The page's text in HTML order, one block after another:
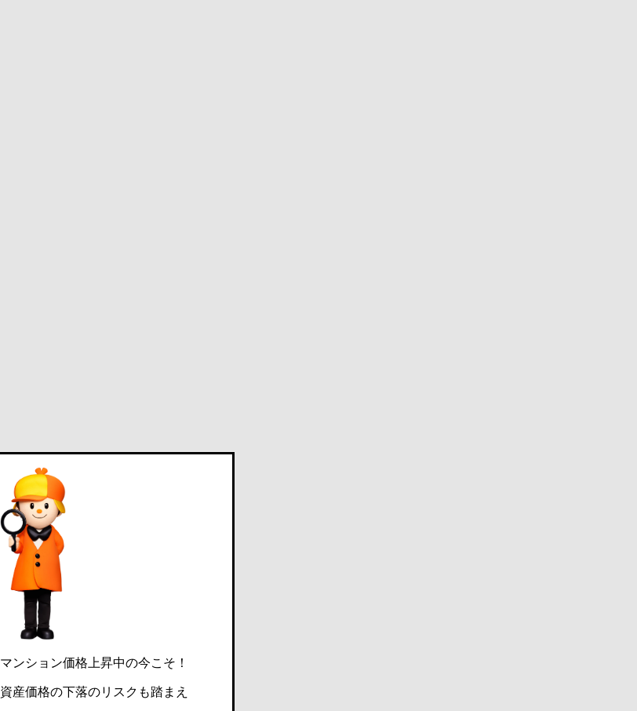
マンション価格上昇中の今こそ！
資産価格の下落のリスクも踏まえ